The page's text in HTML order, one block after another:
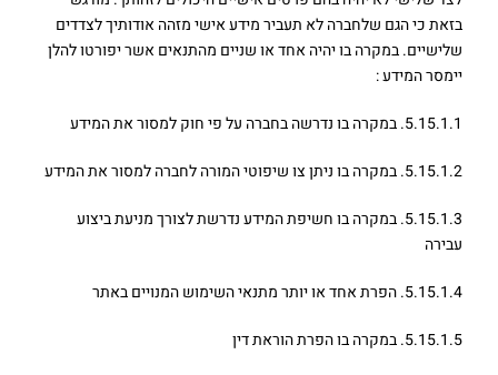
בזאת כי הגם שלחברה לא תעביר מידע אישי מזהה אודותיך לצדדים
שלישיים. במקרה בו יהיה אחד או שניים מהתנאים אשר יפורטו להלן
יימסר המידע :
5.15.1.1. במקרה בו נדרשה בחברה על פי חוק למסור את המידע
5.15.1.2. במקרה בו ניתן צו שיפוטי המורה לחברה למסור את המידע
5.15.1.3. במקרה בו חשיפת המידע נדרשת לצורך מניעת ביצוע
עבירה
5.15.1.4. הפרת אחד או יותר מתנאי השימוש המנויים באתר
5.15.1.5. במקרה בו הפרת הוראת דין